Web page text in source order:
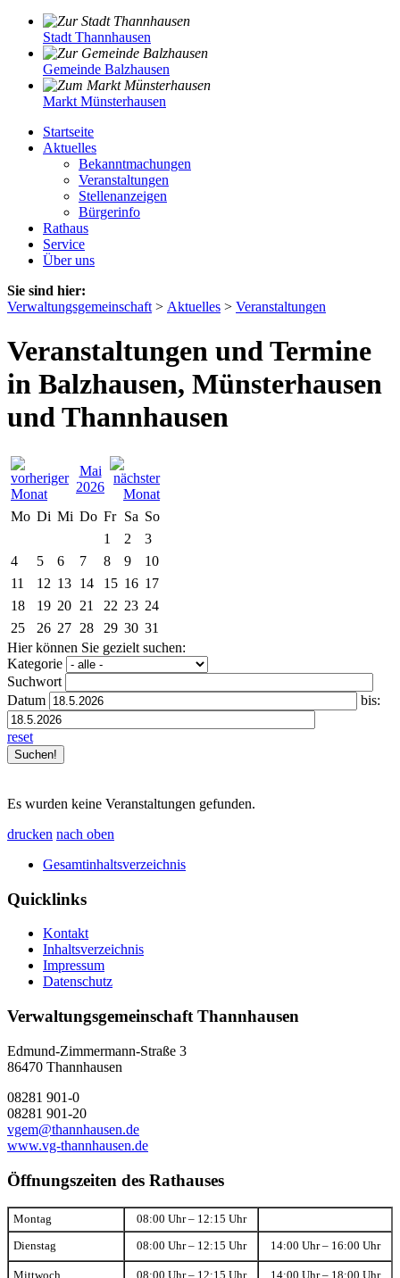
Stadt Thannhausen
Gemeinde Balzhausen
Markt Münsterhausen
Startseite
Aktuelles
Bekanntmachungen
Veranstaltungen
Stellenanzeigen
Bürgerinfo
Rathaus
Service
Über uns
Sie sind hier:
Verwaltungsgemeinschaft > Aktuelles > Veranstaltungen
Veranstaltungen und Termine
in Balzhausen, Münsterhausen
und Thannhausen
Mai
2026
Mo Di Mi Do Fr Sa So
1
2
3
4
5 6 7 8 9
10
11
12 13 14 15 16 17
18
19 20 21 22 23 24
25
26 27 28 29 30 31
Hier können Sie gezielt suchen:
Kategorie
Suchwort
Datum
bis:
reset
Es wurden keine Veranstaltungen gefunden.
drucken nach oben
Gesamtinhaltsverzeichnis
Quicklinks
Kontakt
Inhaltsverzeichnis
Impressum
Datenschutz
Verwaltungsgemeinschaft Thannhausen
Edmund-Zimmermann-Straße 3
86470 Thannhausen
08281 901-0
08281 901-20
vgem@thannhausen.de
www.vg-thannhausen.de
Öffnungszeiten des Rathauses
Montag 08:00 Uhr – 12:15 Uhr
Dienstag 08:00 Uhr – 12:15 Uhr 14:00 Uhr – 16:00 Uhr